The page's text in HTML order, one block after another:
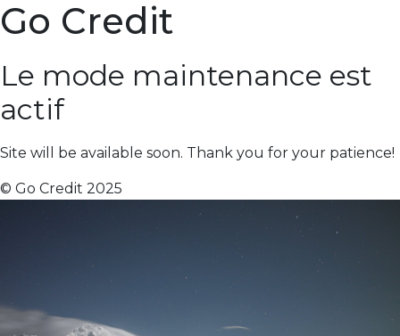
Go Credit
Le mode maintenance est
actif
Site will be available soon. Thank you for your patience!
© Go Credit 2025